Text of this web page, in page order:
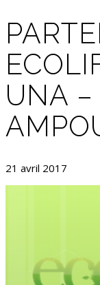
UNA –
21 avril 2017